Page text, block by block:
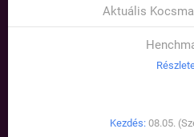
Aktuális
Kezdés: 08.05.